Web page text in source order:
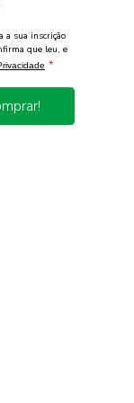
a sua inscrição
que leu, e
*